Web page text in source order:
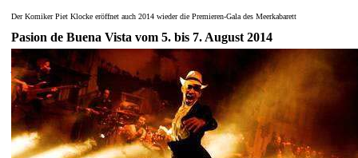
Der Komiker Piet Klocke eröffnet auch 2014 wieder die Premieren-Gala des Meerkabarett
Pasion de Buena Vista vom 5. bis 7. August 2014
A Music and Dance Experience Live from Cuba